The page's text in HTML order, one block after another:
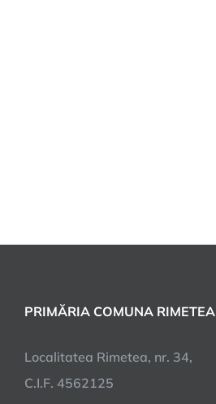
PRIMĂRIA COMUNA RIMETEA
Localitatea Rimetea, nr. 34,
C.I.F. 4562125